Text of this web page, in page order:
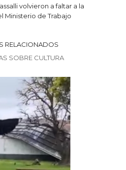
volvieron a faltar a la
Ministerio de Trabajo
RELACIONADOS
SOBRE CULTURA